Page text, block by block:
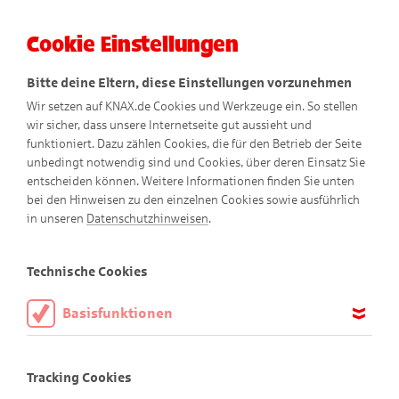
So entsteht ein KNAX-
Co
seinem Team jedes Jahr viele neue und lustige Geschichten.
Cookie Einstellungen
Bitte deine Eltern, diese Einstellungen vorzunehmen
Wir setzen auf KNAX.de Cookies und Werkzeuge ein. So stellen
wir sicher, dass unsere Internetseite gut aussieht und
funktioniert. Dazu zählen Cookies, die für den Betrieb der Seite
unbedingt notwendig sind und Cookies, über deren Einsatz Sie
entscheiden können. Weitere Informationen finden Sie unten
bei den Hinweisen zu den einzelnen Cookies sowie ausführlich
in unseren Datenschutzhinweisen.
Technische Cookies
Basisfunktionen
aktiviert sein.
Tracking Cookies